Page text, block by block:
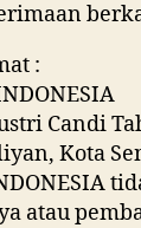
:
Candi
Kota
atau